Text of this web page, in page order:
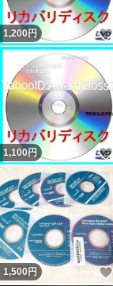
1,200円
1,100円
1,500 円